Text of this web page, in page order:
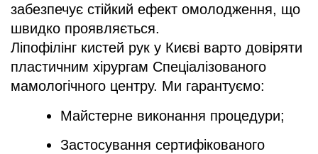
забезпечує стійкий ефект омолодження, що
швидко проявляється.
Ліпофілінг кистей рук у Києві варто довіряти
пластичним хірургам Спеціалізованого
мамологічного центру. Ми гарантуємо:
Майстерне виконання процедури;
Застосування сертифікованого